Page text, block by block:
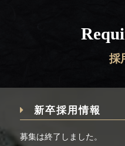
採
新卒採用情報
募集は終了しました。